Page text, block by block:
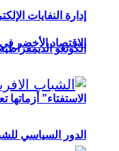
الكونغو
الاستفتاء” أزماتها
إدارة النفايات
الاقتصاد الأخضر في
الدور السياسي